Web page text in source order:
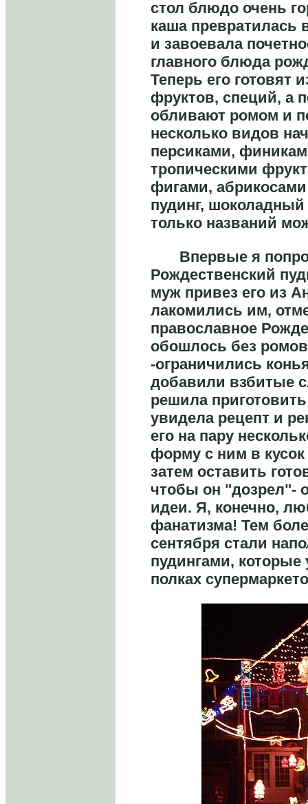
стол блюдо очень
каша превратилась
и завоевала
главного блюда
Теперь его готовят
фруктов, специй, а
обливают ромом и
несколько видов
персиками,
тропическими
фигами,
пудинг, шоколадный
только названий
Впервые я
Рождественский
муж привез его из
лакомились им,
православное
обошлось без
-ограничились
добавили взбитые
решила
увидела рецепт и
его на пару
форму с ним в
затем оставить
чтобы он "дозрел"-
идеи. Я, конечно,
фанатизма! Тем
сентября стали
пудингами,
полках